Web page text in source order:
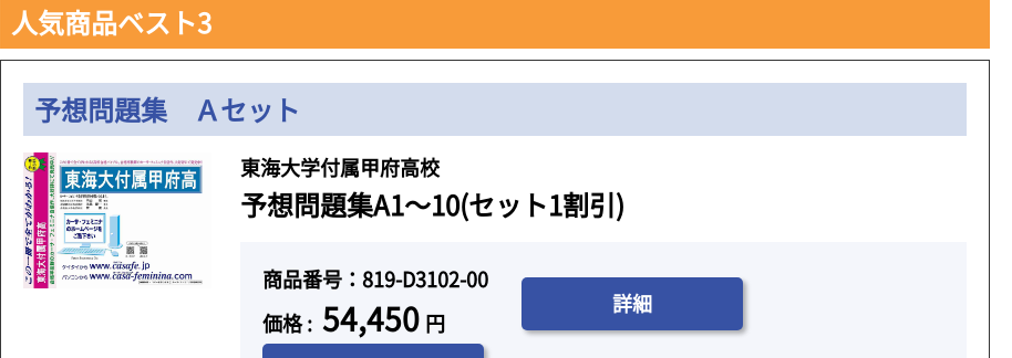
人気商品ベスト3
予想問題集 Ａセット
東海大学付属甲府高校
予想問題集A1～10(セット1割引)
商品番号：819-D3102-00
価格 : 54,450 円
詳細